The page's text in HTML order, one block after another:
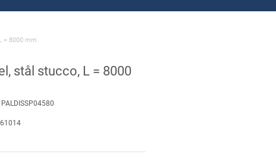
= 8000 mm
stål stucco, L = 8000
PALDISSP04580